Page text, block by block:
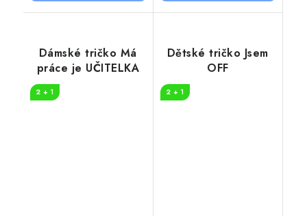
Dámské tričko Má
práce je UČITELKA
2 + 1
Dětské tričko Jsem
OFF
2 + 1